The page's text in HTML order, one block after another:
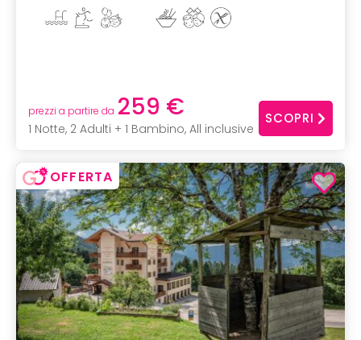
prezzi a partire da 259 €
1 Notte, 2 Adulti + 1 Bambino, All inclusive
SCOPRI
OFFERTA